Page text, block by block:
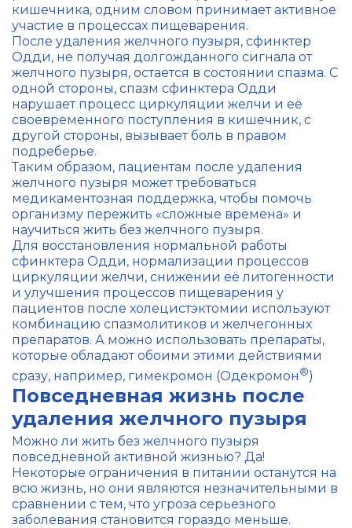
кишечника, одним словом принимает активное
участие в процессах пищеварения.
После удаления желчного пузыря, сфинктер
Одди, не получая долгожданного сигнала от
желчного пузыря, остается в состоянии спазма. С
одной стороны, спазм сфинктера Одди
нарушает процесс циркуляции желчи и её
своевременного поступления в кишечник, с
другой стороны, вызывает боль в правом
подреберье.
Таким образом, пациентам после удаления
желчного пузыря может требоваться
медикаментозная поддержка, чтобы помочь
организму пережить «сложные времена» и
научиться жить без желчного пузыря.
Для восстановления нормальной работы
сфинктера Одди, нормализации процессов
циркуляции желчи, снижении её литогенности
и улучшения процессов пищеварения у
пациентов после холецистэктомии используют
комбинацию спазмолитиков и желчегонных
препаратов. А можно использовать препараты,
которые обладают обоими этими действиями
сразу, например, гимекромон (Одекромон®)
Повседневная жизнь после
удаления желчного пузыря
Можно ли жить без желчного пузыря
повседневной активной жизнью? Да!
Некоторые ограничения в питании останутся на
всю жизнь, но они являются незначительными в
сравнении с тем, что угроза серьезного
заболевания становится гораздо меньше.